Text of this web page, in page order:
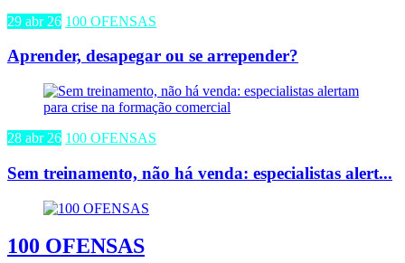
29 abr 26 100 OFENSAS
Aprender, desapegar ou se arrepender?
28 abr 26 100 OFENSAS
Sem treinamento, não há venda: especialistas alert...
100 OFENSAS